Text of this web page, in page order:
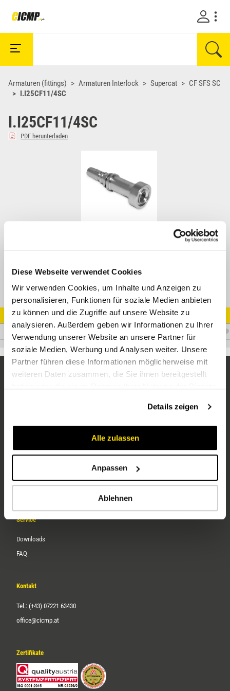
Diese Webseite verwendet Cookies
Wir verwenden Cookies, um Inhalte und Anzeigen zu
personalisieren, Funktionen für soziale Medien anbieten
zu können und die Zugriffe auf unsere Website zu
analysieren. Außerdem geben wir Informationen zu Ihrer
Verwendung unserer Website an unsere Partner für
soziale Medien, Werbung und Analysen weiter. Unsere
Partner führen diese Informationen möglicherweise mit
weiteren Daten zusammen, die Sie ihnen bereitgestellt
Details zeigen
Alle zulassen
Anpassen
Ablehnen
Armaturen (fittings) Armaturen Interlock Supercat
CF SFS SC
I.I25CF11/4SC
I.I25CF11/4SC
PDF herunterladen
M43910
Artikel Nr.
I.I25CF11/4SC
Unternehmen
Karriere
Service
Downloads
FAQ
Kontakt
Tel.: (+43) 07221 63430
office@cicmp.at
Zertifikate